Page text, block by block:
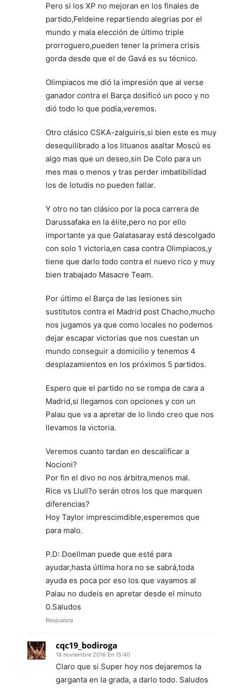
Pero si los XP no mejoran en los finales de
partido,Feldeine repartiendo alegrias por el
mundo y mala elección de último triple
prorroguero,pueden tener la primera crisis
gorda desde que el de Gavá es su técnico.
Olimpiacos me dió la impresión que al verse
ganador contra el Barça dosificó un poco y no
dió todo lo que podía,veremos.
Otro clásico CSKA-zalguiris,si bien este es muy
desequilibrado a los lituanos asaltar Moscú es
algo mas que un deseo,sin De Colo para un
mes mas o menos y tras perder imbatibilidad
los de Iotudis no pueden fallar.
Y otro no tan clásico por la poca carrera de
Darussafaka en la élite,pero no por ello
importante ya que Galatasaray está descolgado
con solo 1 victoria,en casa contra Olimpiacos,y
tiene que darlo todo contra el nuevo rico y muy
bien trabajado Masacre Team.
Por último el Barça de las lesiones sin
sustitutos contra el Madrid post Chacho,mucho
nos jugamos ya que como locales no podemos
dejar escapar victorias que nos cuestan un
mundo conseguir a domicilio y tenemos 4
desplazamientos en los próximos 5 partidos.
Espero que el partido no se rompa de cara a
Madrid,si llegamos con opciones y con un
Palau que va a apretar de lo lindo creo que nos
llevamos la victoria.
Veremos cuanto tardan en descalificar a
Nocioni?
Por fin el divo no nos árbitra,menos mal.
Rice vs Llull?o serán otros los que marquen
diferencias?
Hoy Taylor imprescimdible,esperemos que
para malo.
P.D: Doellman puede que esté para
ayudar,hasta última hora no se sabrá,toda
ayuda es poca por eso los que vayamos al
Palau no dudeis en apretar desde el minuto
0.Saludos
Respuesta
cqc19_bodiroga
18 noviembre 2016 En 15:40
Claro que si Super hoy nos dejaremos la
garganta en la grada, a darlo todo. Saludos